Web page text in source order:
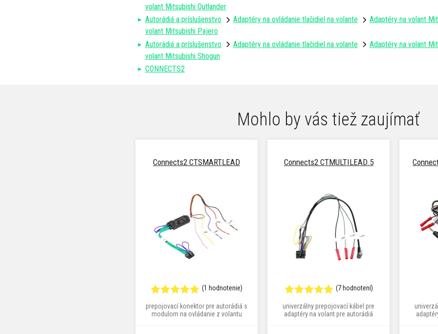
volant Mitsubishi Outlander
Autorádiá a príslušenstvo
Adaptéry na ovládanie tlačidiel na volante Adaptéry na volant
volant Mitsubishi Pajero
Autorádiá a príslušenstvo
Adaptéry na ovládanie tlačidiel na volante Adaptéry na volant
volant Mitsubishi Shogun
CONNECTS2
Mohlo by vás tiež zaujímať
Connects2 CTSMARTLEAD
(1 hodnotenie)
prepojovací konektor pre autorádiá s
modulom na ovládanie z volantu
Connects2 CTMULTILEAD.5
(7 hodnotení)
univerzálny prepojovací kábel pre
adaptéry na volant pre autorádiá